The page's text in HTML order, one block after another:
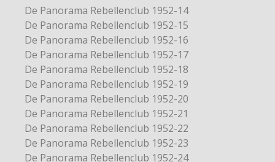
De Panorama Rebellenclub 1952-14
De Panorama Rebellenclub 1952-15
De Panorama Rebellenclub 1952-16
De Panorama Rebellenclub 1952-17
De Panorama Rebellenclub 1952-18
De Panorama Rebellenclub 1952-19
De Panorama Rebellenclub 1952-20
De Panorama Rebellenclub 1952-21
De Panorama Rebellenclub 1952-22
De Panorama Rebellenclub 1952-23
De Panorama Rebellenclub 1952-24